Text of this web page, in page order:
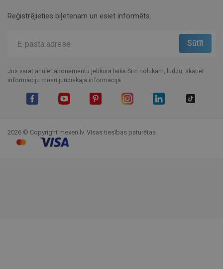
Reģistrējieties biļetenam un esiet informēts.
Jūs varat anulēt abonementu jebkurā laikā.Šim nolūkam, lūdzu, skatiet
informāciju mūsu juridiskajā informācijā.
2026 © Copyright mexen.lv. Visas tiesības paturētas.